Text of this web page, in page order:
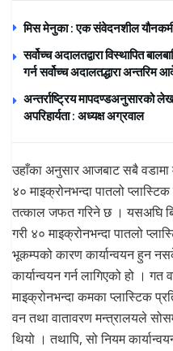
मिस मेनुका : एक संवेदनशील
सर्वोच्च अदालतद्वारा विस्थापित
गर्न सर्वोच्च अदालतद्धारा अन्तरिम
अन्तर्राष्ट्रिय मापदण्डअनुसारको
अपरिहार्यता : अध्यक्ष अग्रवाल
उहाँका अनुसार आजबाट सबै
४० माइक्रोनभन्दा पातलो
तत्काल जफत गरिने छ । यसअघि
गरी ४० माइक्रोनभन्दा पातलो
भूकम्पको कारण कार्यान्वयन हुन
कार्यान्वयन गर्न लागिएको हो ।
माइक्रोनभन्दा कमका प्लास्टिक
वन तथा वातावरण मन्त्रालयले
थियो । तथापि, सो नियम